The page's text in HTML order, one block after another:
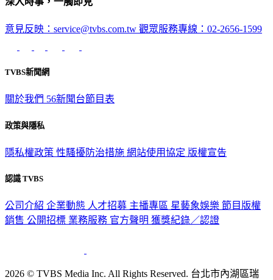
意見反映：service@tvbs.com.tw 觀眾服務專線：02-2656-1599
TVBS新聞網
關於我們 56新聞台節目表
政策與隱私
隱私權政策 性騷擾防治措施 網站使用協定 版權宣告
認識 TVBS
公司介紹 企業動態 人才招募 主播專區 星藝象娛樂 節目版權
銷售 公開招標 業務服務 官方聲明 獲獎紀錄／認證
2026 © TVBS Media Inc. All Rights Reserved. 台北市內湖區瑞